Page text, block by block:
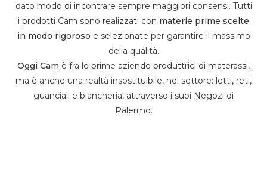
dato modo di incontrare sempre maggiori consensi. Tutti
i prodotti Cam sono realizzati con materie prime scelte
in modo rigoroso e selezionate per garantire il massimo
della qualità.
Oggi Cam è fra le prime aziende produttrici di materassi,
ma è anche una realtà insostituibile, nel settore: letti, reti,
guanciali e biancheria, attraverso i suoi Negozi di
Palermo.